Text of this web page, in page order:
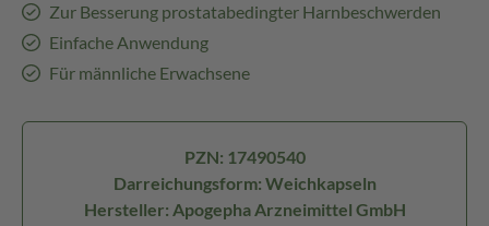
Zur Besserung prostatabedingter Harnbeschwerden
Einfache Anwendung
Für männliche Erwachsene
PZN: 17490540
Darreichungsform: Weichkapseln
Hersteller: Apogepha Arzneimittel GmbH